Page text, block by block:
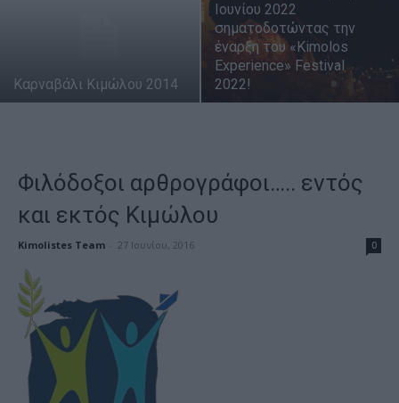
Καρναβάλι Κιμώλου 2014
Ιουνίου 2022
σηματοδοτώντας την
έναρξη του «Kimolos
Experience» Festival
2022!
Φιλόδοξοι αρθρογράφοι….. εντός
και εκτός Κιμώλου
Kimolistes Team 27 Ιουνίου, 2016 0